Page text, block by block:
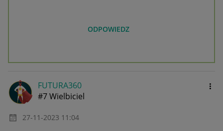
ODPOWIEDZ
FUTURA360
#7 Wielbiciel
‎27-11-2023 11:04